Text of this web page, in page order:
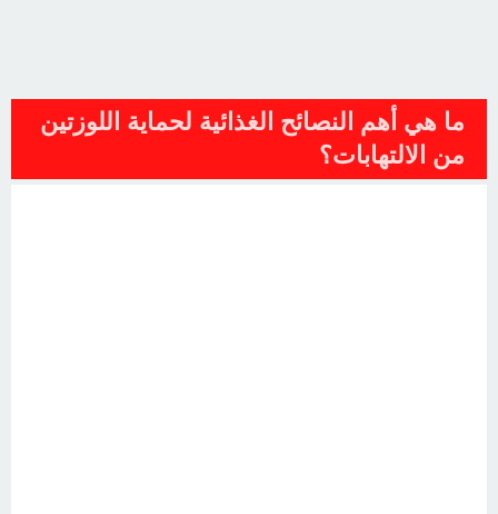
ما هي أهم النصائح الغذائية لحماية اللوزتين
من الالتهابات؟